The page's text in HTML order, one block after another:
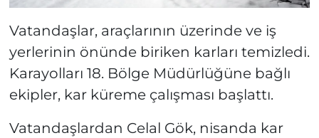
Vatandaşlar, araçlarının üzerinde ve iş
yerlerinin önünde biriken karları temizledi.
Karayolları 18. Bölge Müdürlüğüne bağlı
ekipler, kar küreme çalışması başlattı.
Vatandaşlardan Celal Gök, nisanda kar